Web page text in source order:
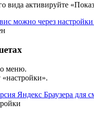
вида активируйте
меню.